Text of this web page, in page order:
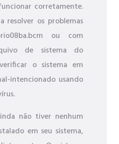
corretamente.
resolver os problemas
ou com
de sistema do
o sistema em
intencionado usando
não tiver nenhum
em seu sistema,